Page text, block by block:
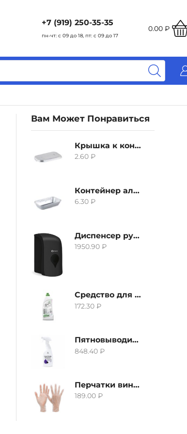
+7 (919) 250-35-35
пн-чт: с 09 до 18, пт: с 09 до 17
0.00 ₽
Вам Может Понравиться
Крышка к контейнеру алюминиевого 380мл
2.60₽
Контейнер алюминиевый 380мл
6.30₽
Диспенсер ручной для жидкого мыла Grass IT-0638, черный
1950.90₽
Средство для удаления извести и ржавчины Grass Gloss-Gel, 500мл
172.30₽
Пятновыводитель Grass Hard Stain Remover, 600мл
848.40₽
Перчатки виниловые неопудренные CTP-BS, размер S
189.00₽